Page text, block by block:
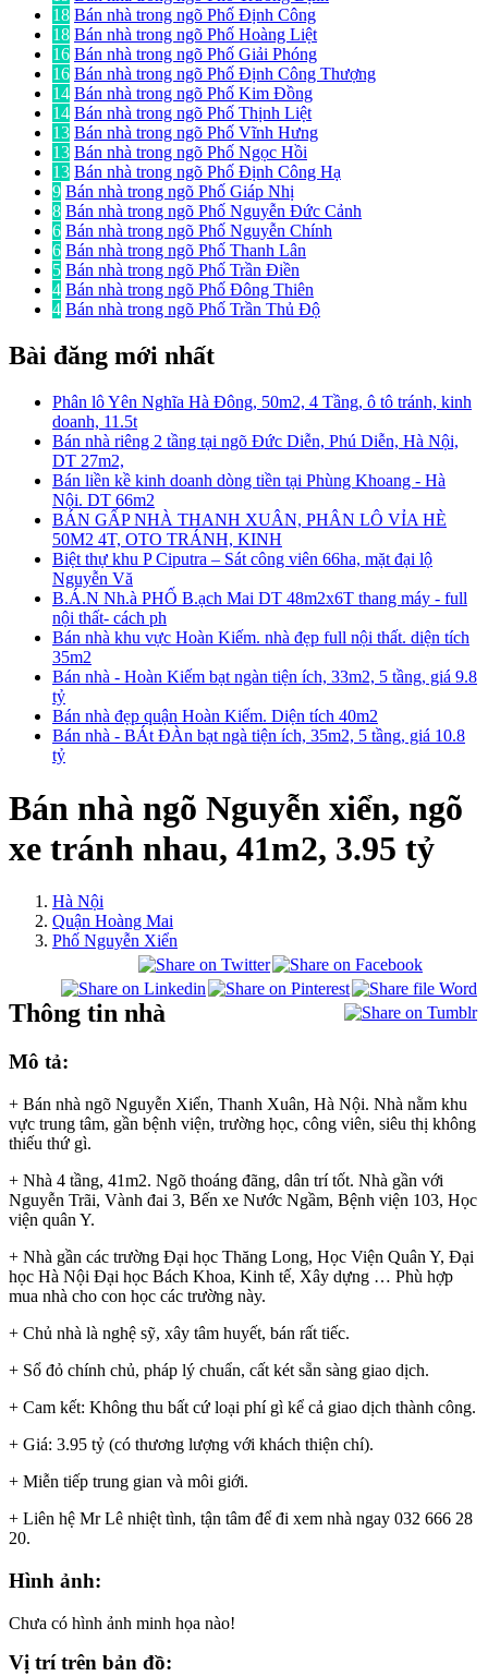
18 Bán nhà trong ngõ Phố Định Công
18 Bán nhà trong ngõ Phố Hoàng Liệt
16 Bán nhà trong ngõ Phố Giải Phóng
16 Bán nhà trong ngõ Phố Định Công Thượng
14 Bán nhà trong ngõ Phố Kim Đồng
14 Bán nhà trong ngõ Phố Thịnh Liệt
13 Bán nhà trong ngõ Phố Vĩnh Hưng
13 Bán nhà trong ngõ Phố Ngọc Hồi
13 Bán nhà trong ngõ Phố Định Công Hạ
9 Bán nhà trong ngõ Phố Giáp Nhị
8 Bán nhà trong ngõ Phố Nguyễn Đức Cảnh
6 Bán nhà trong ngõ Phố Nguyễn Chính
6 Bán nhà trong ngõ Phố Thanh Lân
5 Bán nhà trong ngõ Phố Trần Điền
4 Bán nhà trong ngõ Phố Đông Thiên
4 Bán nhà trong ngõ Phố Trần Thủ Độ
Bài đăng mới nhất
Phân lô Yên Nghĩa Hà Đông, 50m2, 4 Tầng, ô tô tránh, kinh
doanh, 11.5t
Bán nhà riêng 2 tầng tại ngõ Đức Diễn, Phú Diễn, Hà Nội,
DT 27m2,
Bán liền kề kinh doanh dòng tiền tại Phùng Khoang - Hà
Nội. DT 66m2
BÁN GẤP NHÀ THANH XUÂN, PHÂN LÔ VỈA HÈ
50M2 4T, OTO TRÁNH, KINH
Biệt thự khu P Ciputra – Sát công viên 66ha, mặt đại lộ
Nguyễn Vă
B.Á.N Nh.à PHỐ B.ạch Mai DT 48m2x6T thang máy - full
nội thất- cách ph
Bán nhà khu vực Hoàn Kiếm. nhà đẹp full nội thất. diện tích
35m2
Bán nhà - Hoàn Kiếm bạt ngàn tiện ích, 33m2, 5 tầng, giá 9.8
tỷ
Bán nhà đẹp quận Hoàn Kiếm. Diện tích 40m2
Bán nhà - BÁt ĐÀn bạt ngà tiện ích, 35m2, 5 tầng, giá 10.8
tỷ
Bán nhà ngõ Nguyễn xiển, ngõ
xe tránh nhau, 41m2, 3.95 tỷ
Hà Nội
Quận Hoàng Mai
Phố Nguyễn Xiển
Thông tin nhà
Mô tả:
+ Bán nhà ngõ Nguyễn Xiển, Thanh Xuân, Hà Nội. Nhà nằm khu
vực trung tâm, gần bệnh viện, trường học, công viên, siêu thị không
thiếu thứ gì.
+ Nhà 4 tầng, 41m2. Ngõ thoáng đãng, dân trí tốt. Nhà gần với
Nguyễn Trãi, Vành đai 3, Bến xe Nước Ngầm, Bệnh viện 103, Học
viện quân Y.
+ Nhà gần các trường Đại học Thăng Long, Học Viện Quân Y, Đại
học Hà Nội Đại học Bách Khoa, Kinh tế, Xây dựng … Phù hợp
mua nhà cho con học các trường này.
+ Chủ nhà là nghệ sỹ, xây tâm huyết, bán rất tiếc.
+ Sổ đỏ chính chủ, pháp lý chuẩn, cất két sẵn sàng giao dịch.
+ Cam kết: Không thu bất cứ loại phí gì kể cả giao dịch thành công.
+ Giá: 3.95 tỷ (có thương lượng với khách thiện chí).
+ Miễn tiếp trung gian và môi giới.
+ Liên hệ Mr Lê nhiệt tình, tận tâm để đi xem nhà ngay 032 666 28
20.
Hình ảnh:
Chưa có hình ảnh minh họa nào!
Vị trí trên bản đồ: